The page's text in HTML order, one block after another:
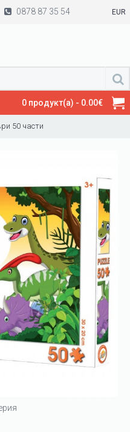
0878 87 35 54 EUR
0 продукт(а) - 0.00€
50 части